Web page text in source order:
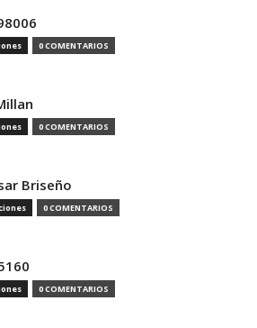
0 COMENTARIOS
0 COMENTARIOS
Briseño
0 COMENTARIOS
0 COMENTARIOS